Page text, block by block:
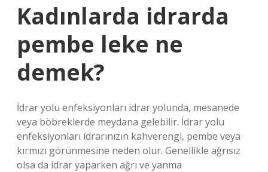
Kadınlarda idrarda
pembe leke ne
demek?
İdrar yolu enfeksiyonları idrar yolunda, mesanede
veya böbreklerde meydana gelebilir. İdrar yolu
enfeksiyonları idrarınızın kahverengi, pembe veya
kırmızı görünmesine neden olur. Genellikle ağrısız
olsa da idrar yaparken ağrı ve yanma